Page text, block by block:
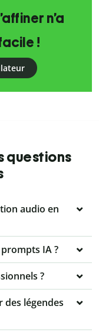
n’a
!
questions
audio en
IA ?
?
des légendes